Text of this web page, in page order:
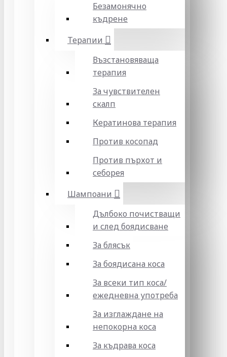
Безамонячно
къдрене
Терапии
Възстановяваща
терапия
За чувствителен
скалп
Кератинова терапия
Против косопад
Против пърхот и
себорея
Шампоани
Дълбоко почистващи
и след боядисване
За блясък
За боядисана коса
За всеки тип коса/
ежедневна употреба
За изглаждане на
непокорна коса
За къдрава коса